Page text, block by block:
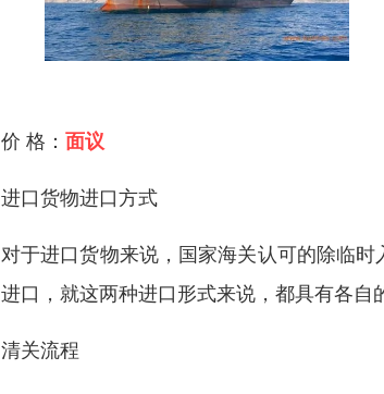
价 格： 面议
进口货物进口方式
对于进口货物来说，国家海关认可的除临
进口，就这两种进口形式来说，都具有各自
清关流程